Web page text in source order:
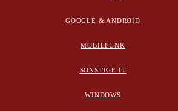
GOOGLE & ANDROID
MOBILFUNK
SONSTIGE IT
WINDOWS